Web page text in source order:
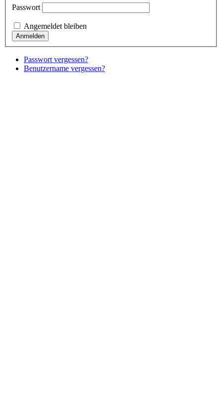
Passwort
Angemeldet bleiben
Passwort vergessen?
Benutzername vergessen?